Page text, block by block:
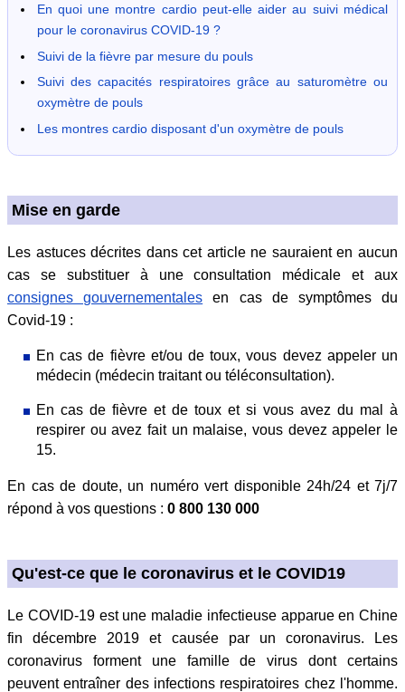
En quoi une montre cardio peut-elle aider au suivi médical
pour le coronavirus COVID-19 ?
Suivi de la fièvre par mesure du pouls
Suivi des capacités respiratoires grâce au saturomètre ou
oxymètre de pouls
Les montres cardio disposant d'un oxymètre de pouls
Mise en garde
Les astuces décrites dans cet article ne sauraient en aucun
cas se substituer à une consultation médicale et aux
consignes gouvernementales en cas de symptômes du
Covid-19 :
En cas de fièvre et/ou de toux, vous devez appeler un
médecin (médecin traitant ou téléconsultation).
En cas de fièvre et de toux et si vous avez du mal à
respirer ou avez fait un malaise, vous devez appeler le
15.
En cas de doute, un numéro vert disponible 24h/24 et 7j/7
répond à vos questions : 0 800 130 000
Qu'est-ce que le coronavirus et le COVID19
Le COVID-19 est une maladie infectieuse apparue en Chine
fin décembre 2019 et causée par un coronavirus. Les
coronavirus forment une famille de virus dont certains
peuvent entraîner des infections respiratoires chez l'homme.